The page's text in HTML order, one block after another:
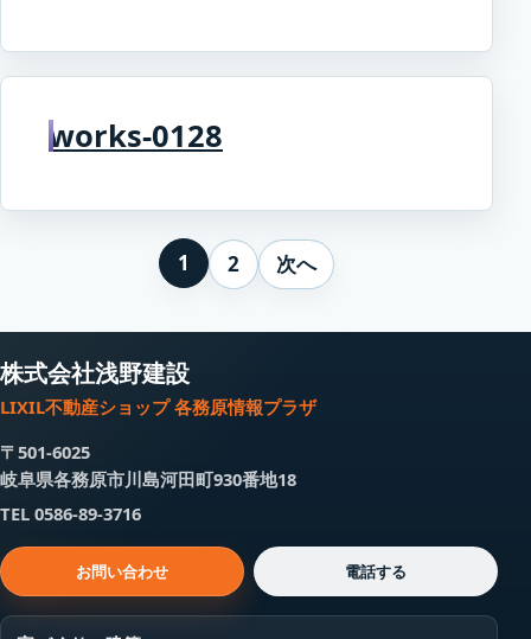
works-0128
の
ペ
ー
ジ
送
1 2 次へ
株式会社浅野建設
LIXIL不動産ショップ 各務原情報プラザ
〒501-6025
岐阜県各務原市川島河田町930番地18
TEL 0586-89-3716
お問い合わせ 電話する